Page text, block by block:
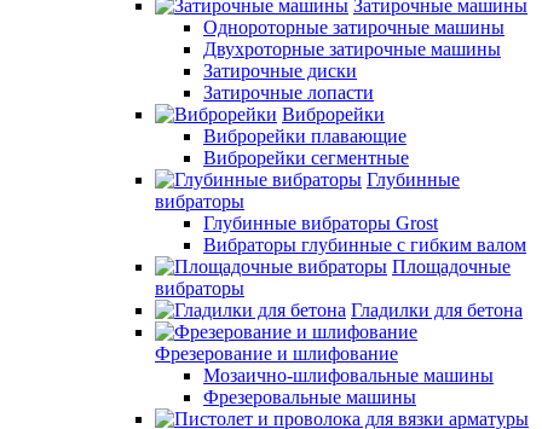
Затирочные машины
Однороторные затирочные машины
Двухроторные затирочные машины
Затирочные диски
Затирочные лопасти
Виброрейки
Виброрейки плавающие
Виброрейки сегментные
Глубинные
вибраторы
Глубинные вибраторы Grost
Вибраторы глубинные с гибким валом
Площадочные
вибраторы
Гладилки для бетона
Фрезерование и шлифование
Мозаично-шлифовальные машины
Фрезеровальные машины